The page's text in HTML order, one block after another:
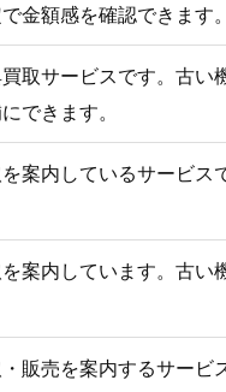
金額感を確認できます。
取サービスです。古い
できます。
案内しているサービス
案内しています。古い
販売を案内するサービ